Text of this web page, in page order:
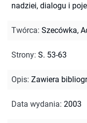
nadziei, dialogu i
Twórca: Szecówka,
Strony: S. 53-63
Opis: Zawiera
Data wydania: 2003